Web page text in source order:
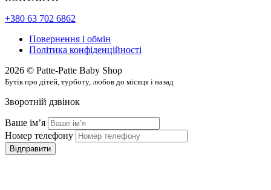
+380 63 702 6862
Повернення і обмін
Політика конфіденційності
2026 © Patte-Patte Baby Shop
Бутік про дітей, турботу, любов до місяця і назад
Зворотній дзвінок
Ваше імʼя
Номер телефону
Відправити